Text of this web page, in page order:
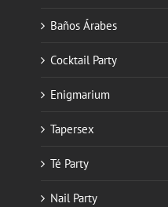
Baños Árabes
Cocktail Party
Enigmarium
Tapersex
Té Party
Nail Party